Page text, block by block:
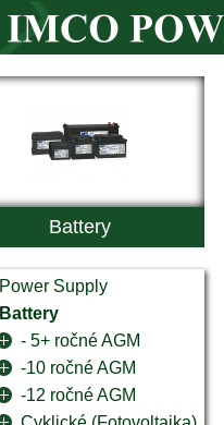
Battery
Power Supply
Battery
- 5+ ročné AGM
-10 ročné AGM
-12 ročné AGM